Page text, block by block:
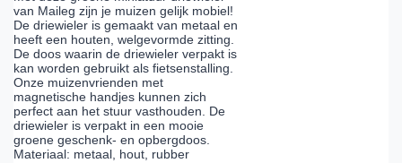
van Maileg zijn je muizen gelijk mobiel!
De driewieler is gemaakt van metaal en
heeft een houten, welgevormde zitting.
De doos waarin de driewieler verpakt is
kan worden gebruikt als fietsenstalling.
Onze muizenvrienden met
magnetische handjes kunnen zich
perfect aan het stuur vasthouden. De
driewieler is verpakt in een mooie
groene geschenk- en opbergdoos.
Materiaal: metaal, hout, rubber